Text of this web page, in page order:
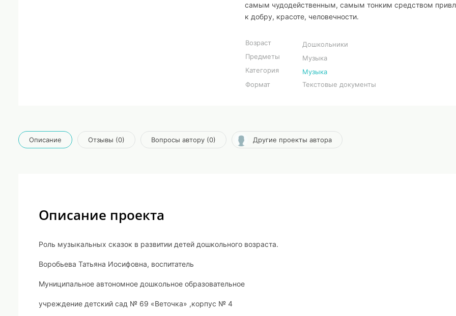
самым чудодейственным, самым тонким средством
к добру, красоте, человечности.
Возраст
Дошкольники
Предметы
Музыка
Категория
Музыка
Формат
Текстовые документы
Описание Отзывы (0) Вопросы автору (0) Другие проекты автора
Описание проекта
Роль музыкальных сказок в развитии детей дошкольного возраста.
Воробьева Татьяна Иосифовна, воспитатель
Муниципальное автономное дошкольное образовательное
учреждение детский сад № 69 «Веточка» ,корпус № 4